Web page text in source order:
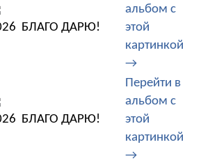
БЛАГО ДАРЮ!
альбом с
этой
картинкой
→
БЛАГО ДАРЮ!
Перейти в
альбом с
этой
картинкой
→